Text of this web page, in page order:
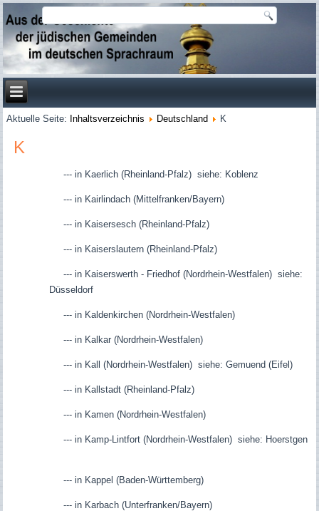
Aktuelle Seite: Inhaltsverzeichnis Deutschland K
K
--- in Kaerlich (Rheinland-Pfalz) siehe: Koblenz
--- in Kairlindach (Mittelfranken/Bayern)
--- in Kaisersesch (Rheinland-Pfalz)
--- in Kaiserslautern (Rheinland-Pfalz)
--- in Kaiserswerth - Friedhof (Nordrhein-Westfalen) siehe:
Düsseldorf
--- in Kaldenkirchen (Nordrhein-Westfalen)
--- in Kalkar (Nordrhein-Westfalen)
--- in Kall (Nordrhein-Westfalen) siehe: Gemuend (Eifel)
--- in Kallstadt (Rheinland-Pfalz)
--- in Kamen (Nordrhein-Westfalen)
--- in Kamp-Lintfort (Nordrhein-Westfalen) siehe: Hoerstgen
--- in Kappel (Baden-Württemberg)
--- in Karbach (Unterfranken/Bayern)